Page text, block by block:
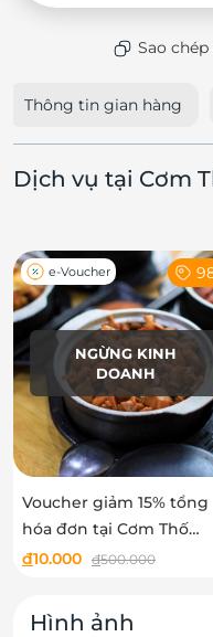
Sao
Thông tin gian hàng
Dịch vụ tại Cơm
NGỪNG KINH
DOANH
e-Voucher
Voucher giảm 15% tổng
hóa đơn tại Cơm Thố
Bách Khoa
đ10.000 đ500.000
Hình ảnh